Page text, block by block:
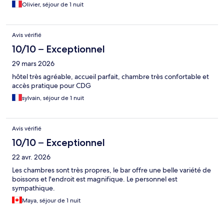
Olivier, séjour de 1 nuit
Avis vérifié
10/10 – Exceptionnel
29 mars 2026
hôtel très agréable, accueil parfait, chambre très confortable et
accès pratique pour CDG
sylvain, séjour de 1 nuit
Avis vérifié
10/10 – Exceptionnel
22 avr. 2026
Les chambres sont très propres, le bar offre une belle variété de
boissons et l'endroit est magnifique. Le personnel est
sympathique.
Maya, séjour de 1 nuit